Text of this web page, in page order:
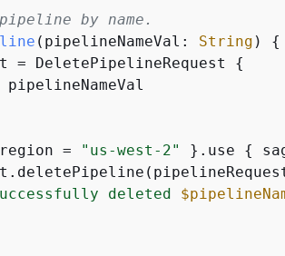
by name.
(pipelineNameVal: String )
{
= DeletePipelineRequest {
pipelineNameVal
= "us-west-2" }.use {
deleted